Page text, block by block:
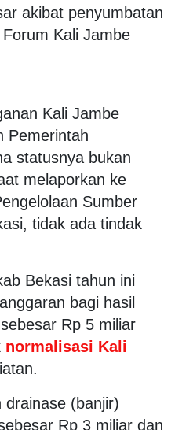
akibat penyumbatan
Kali Jambe
Kali Jambe
Pemerintah
statusnya bukan
melaporkan ke
Sumber
tidak ada tindak
Bekasi tahun ini
bagi hasil
Rp 5 miliar
normalisasi Kali
drainase (banjir)
Rp 3 miliar dan